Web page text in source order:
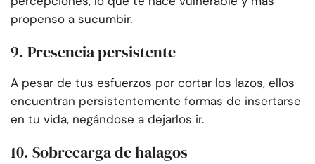
propenso a sucumbir.
9. Presencia persistente
A pesar de tus esfuerzos por cortar los lazos, ellos
encuentran persistentemente formas de insertarse
en tu vida, negándose a dejarlos ir.
10. Sobrecarga de halagos